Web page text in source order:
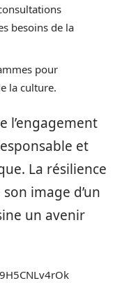
besoins de la
pour
la culture.
l’engagement
et
La résilience
image d’un
un avenir